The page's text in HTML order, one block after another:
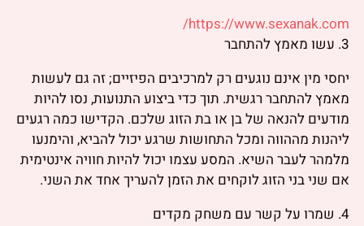
https://www.sexanak.com/
3. עשו מאמץ להתחבר
יחסי מין אינם נוגעים רק למרכיבים הפיזיים; זה גם לעשות
מאמץ להתחבר רגשית. תוך כדי ביצוע התנועות, נסו להיות
מודעים להנאה של בן או בת הזוג שלכם. הקדישו כמה רגעים
ליהנות מההווה ומכל התחושות שרגע יכול להביא, והימנעו
מלמהר לעבר השיא. המסע עצמו יכול להיות חוויה אינטימית
אם שני בני הזוג לוקחים את הזמן להעריך אחד את השני.
4. שמרו על קשר עם משחק מקדים